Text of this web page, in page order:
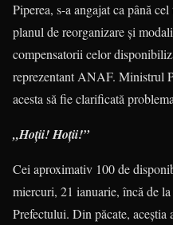
Piperea, s-a angajat ca până
planul de reorganizare și
compensatorii celor
reprezentant ANAF. Ministrul
acesta să fie clarificată
„Hoții! Hoții!”
Cei aproximativ 100 de
miercuri, 21 ianuarie, încă de
Prefectului. Din păcate, aceștia